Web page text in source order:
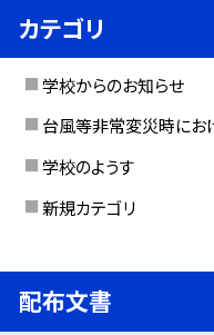
カテゴリ
学校からのお知らせ
台風等非常変災時にお
学校のようす
新規カテゴリ
配布文書